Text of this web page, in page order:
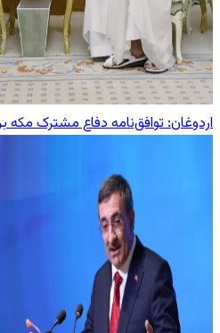
اردوغان: توافق‌نامه دفاع مشترک مکه